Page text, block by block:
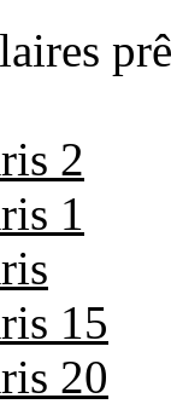
2
1
15
20